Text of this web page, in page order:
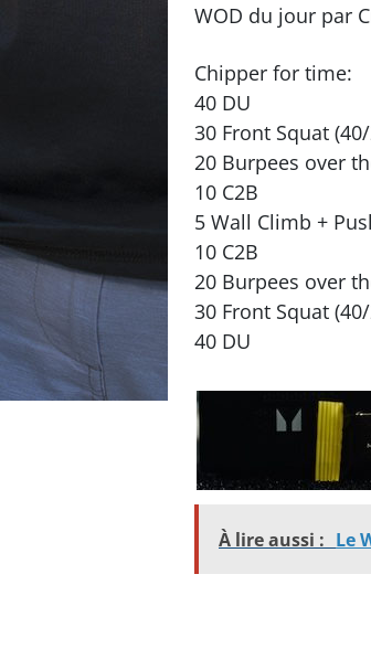
WOD du jour par
Chipper for time:
40 DU
30 Front Squat
20 Burpees over
10 C2B
5 Wall Climb +
10 C2B
20 Burpees over
30 Front Squat
40 DU
À lire aussi : Le